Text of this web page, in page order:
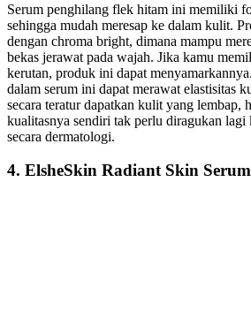
Serum penghilang flek hitam ini memiliki
sehingga mudah meresap ke dalam kulit.
dengan chroma bright, dimana mampu
bekas jerawat pada wajah. Jika kamu
kerutan, produk ini dapat
dalam serum ini dapat merawat elastisitas
secara teratur dapatkan kulit yang lembap,
kualitasnya sendiri tak perlu diragukan lagi
secara dermatologi.
4. ElsheSkin Radiant Skin Serum